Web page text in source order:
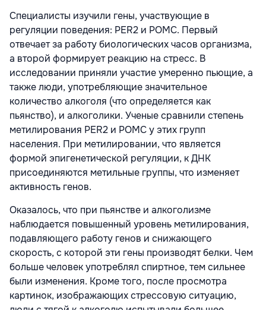
Специалисты изучили гены, участвующие в
регуляции поведения: PER2 и POMC. Первый
отвечает за работу биологических часов организма,
а второй формирует реакцию на стресс. В
исследовании приняли участие умеренно пьющие, а
также люди, употребляющие значительное
количество алкоголя (что определяется как
пьянство), и алкоголики. Ученые сравнили степень
метилирования PER2 и POMC у этих групп
населения. При метилировании, что является
формой эпигенетической регуляции, к ДНК
присоединяются метильные группы, что изменяет
активность генов.
Оказалось, что при пьянстве и алкоголизме
наблюдается повышенный уровень метилирования,
подавляющего работу генов и снижающего
скорость, с которой эти гены производят белки. Чем
больше человек употреблял спиртное, тем сильнее
были изменения. Кроме того, после просмотра
картинок, изображающих стрессовую ситуацию,